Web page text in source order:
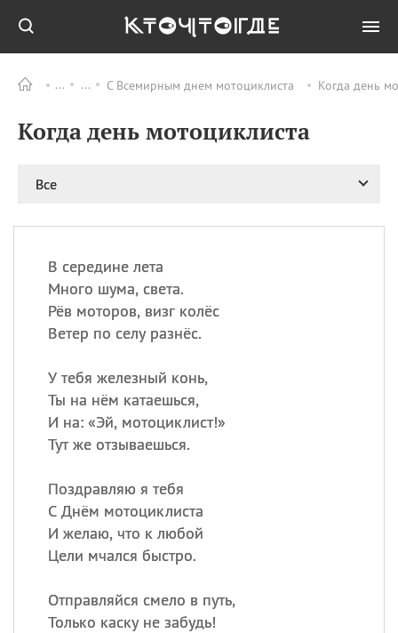
С Всемирным днем мотоциклиста Когда день
Когда день мотоциклиста
Все
В середине лета
Много шума, света.
Рёв моторов, визг колёс
Ветер по селу разнёс.
У тебя железный конь,
Ты на нём катаешься,
И на: «Эй, мотоциклист!»
Тут же отзываешься.
Поздравляю я тебя
С Днём мотоциклиста
И желаю, что к любой
Цели мчался быстро.
Отправляйся смело в путь,
Только каску не забудь!
ПРАЗДНИКИ Все
08.08 День «Счастье
случается» (Happiness
День мира в Аугсбурге
Посмотреть значение